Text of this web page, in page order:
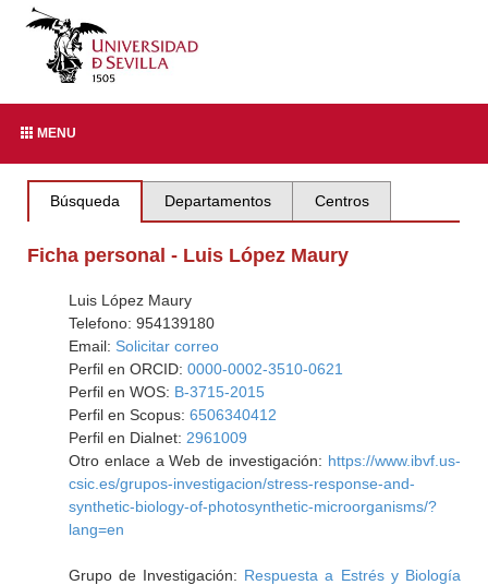
MENU
Búsqueda Departamentos Centros
Ficha personal - Luis López Maury
Luis López Maury
Telefono: 954139180
Email: Solicitar correo
Perfil en ORCID: 0000-0002-3510-0621
Perfil en WOS: B-3715-2015
Perfil en Scopus: 6506340412
Perfil en Dialnet: 2961009
Otro enlace a Web de investigación: https://www.ibvf.us-
csic.es/grupos-investigacion/stress-response-and-
synthetic-biology-of-photosynthetic-microorganisms/?
lang=en
Grupo de Investigación: Respuesta a Estrés y Biología